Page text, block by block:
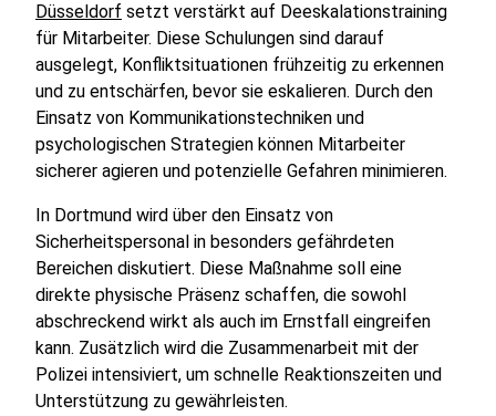
Düsseldorf setzt verstärkt auf Deeskalationstraining
für Mitarbeiter. Diese Schulungen sind darauf
ausgelegt, Konfliktsituationen frühzeitig zu erkennen
und zu entschärfen, bevor sie eskalieren. Durch den
Einsatz von Kommunikationstechniken und
psychologischen Strategien können Mitarbeiter
sicherer agieren und potenzielle Gefahren minimieren.
In Dortmund wird über den Einsatz von
Sicherheitspersonal in besonders gefährdeten
Bereichen diskutiert. Diese Maßnahme soll eine
direkte physische Präsenz schaffen, die sowohl
abschreckend wirkt als auch im Ernstfall eingreifen
kann. Zusätzlich wird die Zusammenarbeit mit der
Polizei intensiviert, um schnelle Reaktionszeiten und
Unterstützung zu gewährleisten.